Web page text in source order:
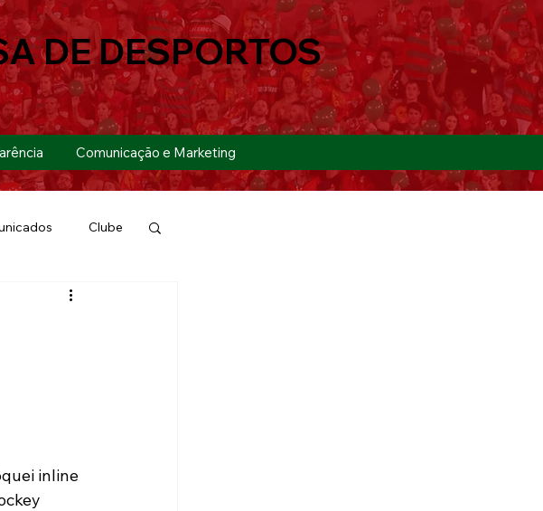
Comunicação e Marketing
DE DESPORTOS
Clube
inline